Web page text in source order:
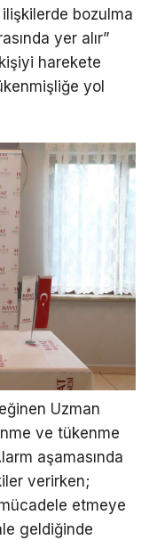
bozulma
yer alır”
harekete
yol
Uzman
ve tükenme
aşamasında
verirken;
etmeye
geldiğinde